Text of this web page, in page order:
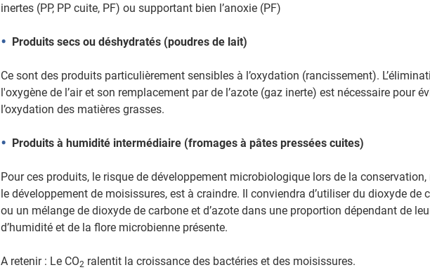
inertes (PP, PP cuite, PF) ou supportant bien l’anoxie (PF)
Produits secs ou déshydratés (poudres de lait)
Ce sont des produits particulièrement sensibles à l’oxydation (rancissement).
l'oxygène de l’air et son remplacement par de l’azote (gaz inerte) est nécessaire pour
l’oxydation des matières grasses.
Produits à humidité intermédiaire (fromages à pâtes pressées cuites)
Pour ces produits, le risque de développement microbiologique lors de la
le développement de moisissures, est à craindre. Il conviendra d’utiliser du dioxyde de
ou un mélange de dioxyde de carbone et d’azote dans une proportion dépendant de
d’humidité et de la flore microbienne présente.
A retenir : Le CO2 ralentit la croissance des bactéries et des moisissures.